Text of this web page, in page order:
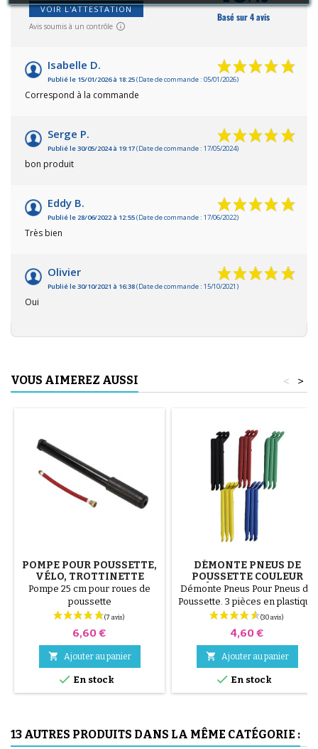
VOIR L'ATTESTATION
Avis soumis à un contrôle
Basé sur 4 avis
Isabelle D.
Publié le 15/01/2026 à 18:25(Date de commande : 05/01/2026)
Correspond à la commande
Serge P.
Publié le 30/05/2024 à 19:17(Date de commande : 17/05/2024)
bon produit
Eddy B.
Publié le 28/06/2022 à 12:55(Date de commande : 17/06/2022)
Très bien
Olivier
Publié le 30/10/2021 à 16:38(Date de commande : 15/10/2021)
Oui
VOUS AIMEREZ AUSSI >
<
POMPE POUR POUSSETTE,
VÉLO, TROTTINETTE
Pompe 25 cm pour roues de
poussette
Prix
6,60 €
 Ajouter au panier
 En stock
DÉMONTE PNEUS DE
POUSSETTE COULEUR
ALÉATOIRE 1 LOT DE 3
PIÈCES
Démonte Pneus Pour Pneus de
Poussette. 3 pièces en plastique
de haute qualité, couleur
aléatoire, noir, rouge, vert,
jaune et bleu ou 3 pièces en
acier ( gris ) Le montage du
uniquement à la main, cela évite
de percer la chambre à air.
Prix
4,60 €
 Ajouter au panier
 En stock
13 AUTRES PRODUITS DANS LA MÊME CATÉGORIE :